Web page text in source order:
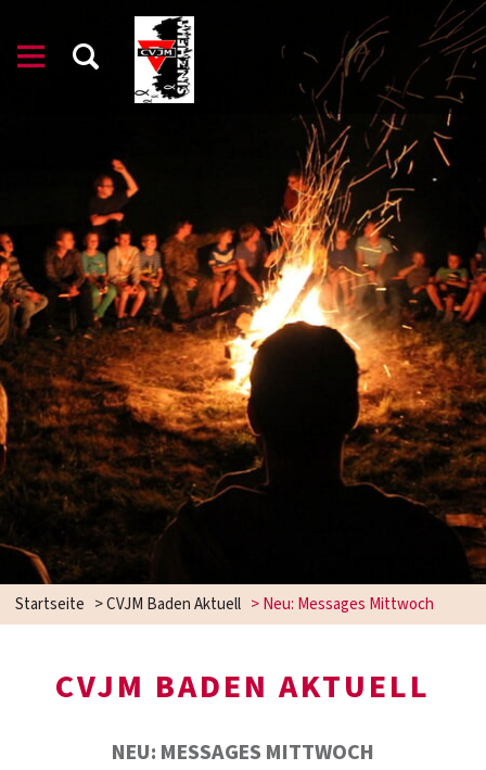
Startseite >CVJM Baden Aktuell >Neu: Messages Mittwoch
CVJM BADEN AKTUELL
NEU: MESSAGES MITTWOCH